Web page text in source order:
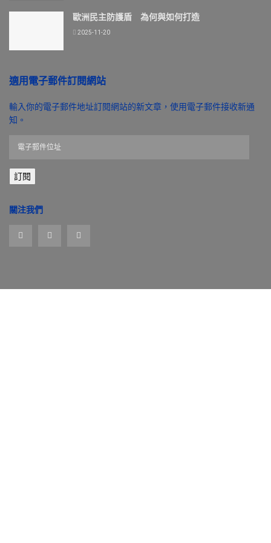
歐洲民主防護盾 為何與如何打造
2025-11-20
適用電子郵件訂閱網站
輸入你的電子郵件地址訂閱網站的新文章，使用電子郵件接收新通
知。
郵
件
址
訂閱
關注我們